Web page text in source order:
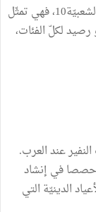
و الملاحظ أنّ هذه المجموعة و وإن وصفت بالشعبيّة10، فهي تمثّل
رصيد لكلّ الفئات،
عند العرب.
حصصا في إنشاد
الدينيّة التي